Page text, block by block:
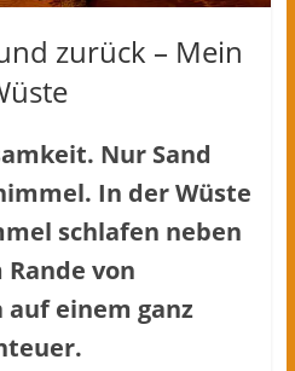
zurück – Mein
Nur Sand
In der Wüste
schlafen neben
von
einem ganz